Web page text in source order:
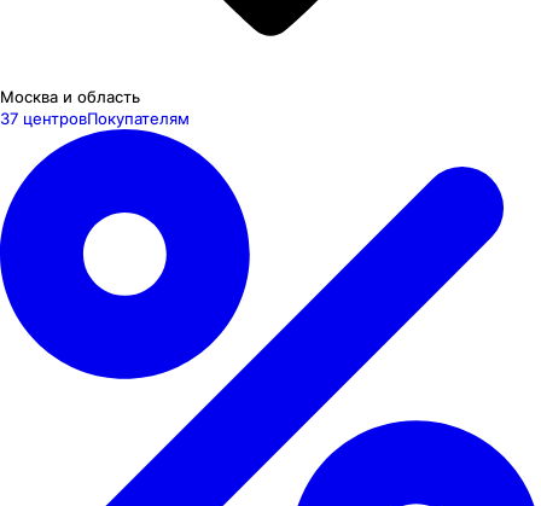
Москва и область
37 центровПокупателям